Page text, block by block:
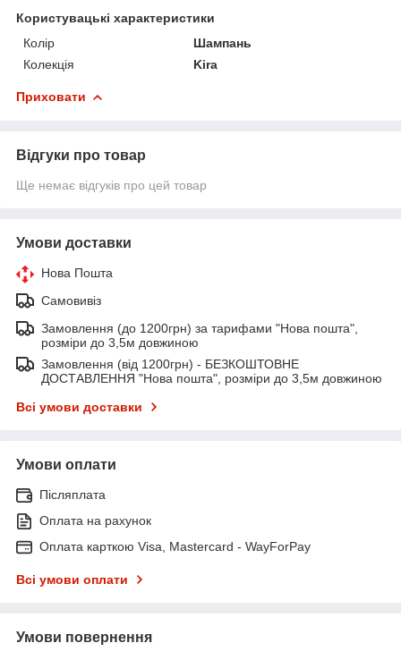
Користувацькі характеристики
Колір
Шампань
Колекція
Kira
Приховати
Відгуки про товар
Ще немає відгуків про цей товар
Умови доставки
Нова Пошта
Самовивіз
Замовлення (до 1200грн) за тарифами "Нова пошта",
розміри до 3,5м довжиною
Замовлення (від 1200грн) - БЕЗКОШТОВНЕ
ДОСТАВЛЕННЯ "Нова пошта", розміри до 3,5м довжиною
Всі умови доставки
Умови оплати
Післяплата
Оплата на рахунок
Оплата карткою Visa, Mastercard - WayForPay
Всі умови оплати
Умови повернення